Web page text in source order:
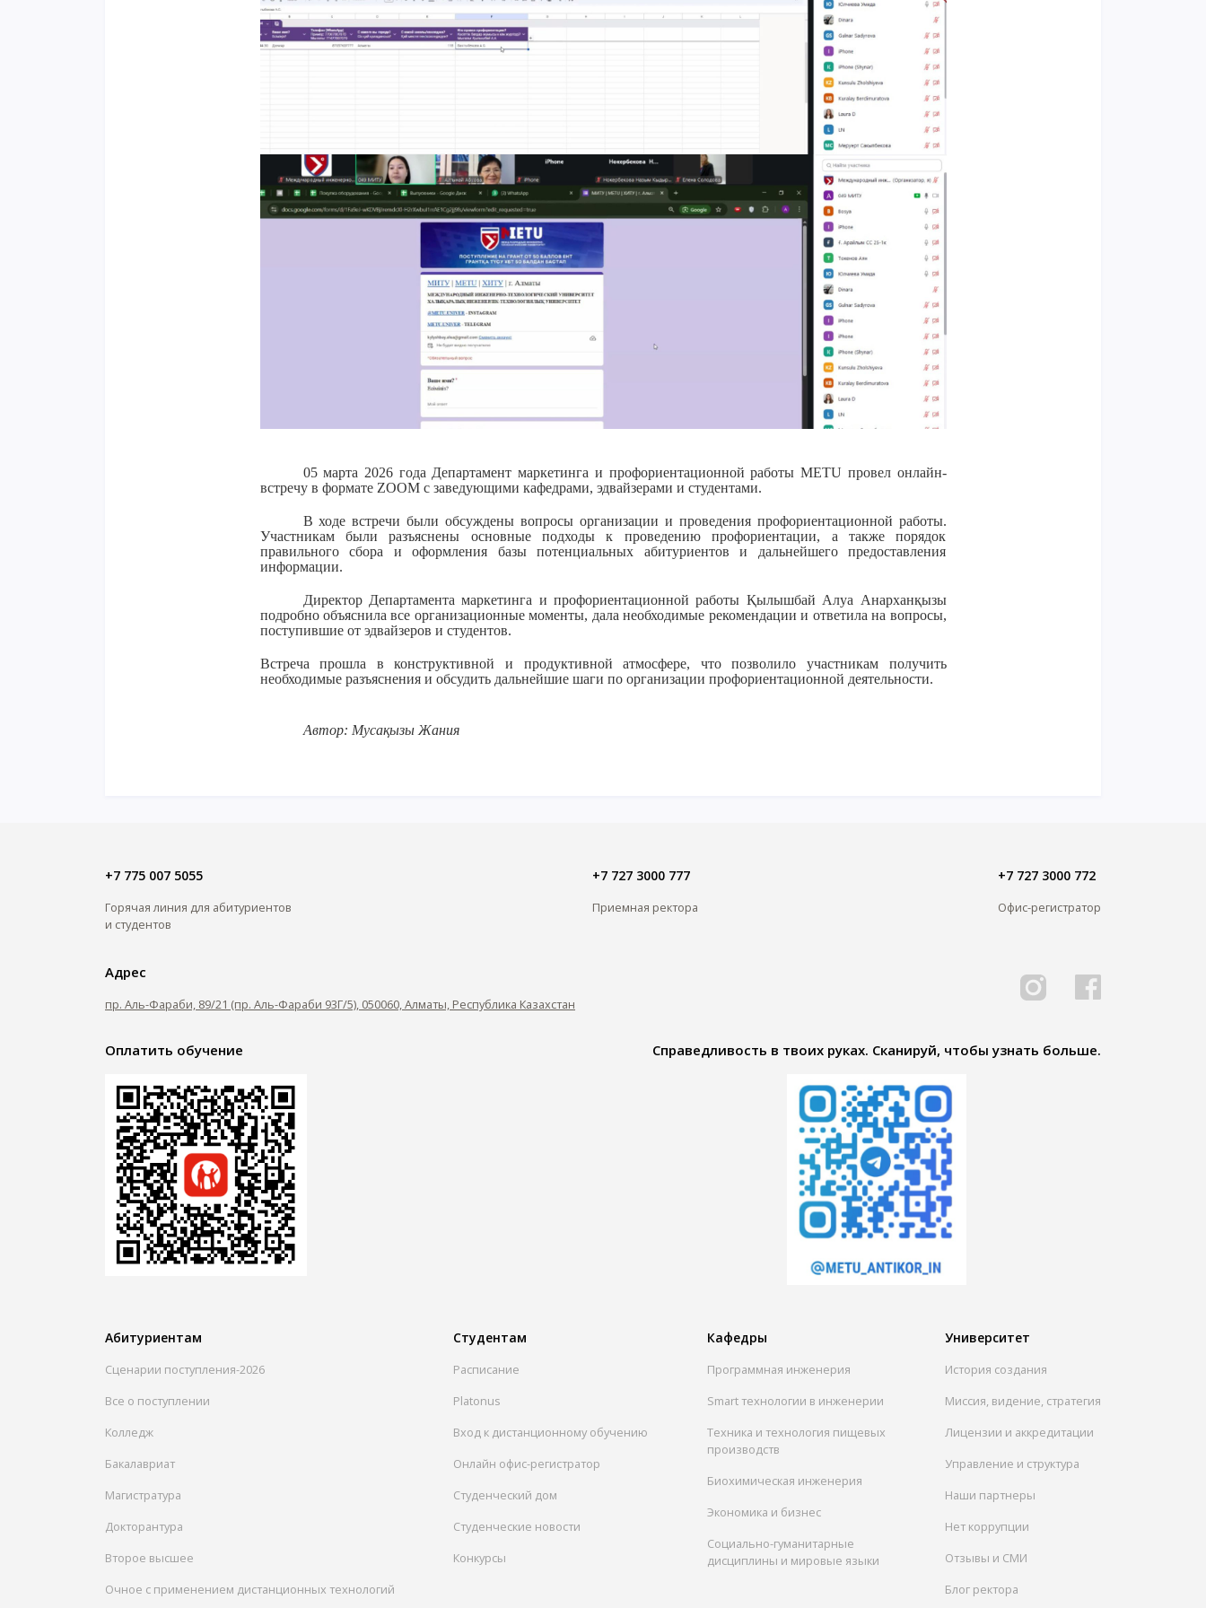
05 марта 2026 года Департамент маркетинга и профориентационной работы METU провел онлайн-
встречу в формате ZOOM с заведующими кафедрами, эдвайзерами и студентами.
В ходе встречи были обсуждены вопросы организации и проведения профориентационной работы.
Участникам были разъяснены основные подходы к проведению профориентации, а также порядок
правильного сбора и оформления базы потенциальных абитуриентов и дальнейшего предоставления
информации.
Директор Департамента маркетинга и профориентационной работы Қылышбай Алуа Анарханқызы
подробно объяснила все организационные моменты, дала необходимые рекомендации и ответила на вопросы,
поступившие от эдвайзеров и студентов.
Встреча прошла в конструктивной и продуктивной атмосфере, что позволило участникам получить
необходимые разъяснения и обсудить дальнейшие шаги по организации профориентационной деятельности.
Автор: Мусақызы Жания
+7 775 007 5055
Горячая линия для абитуриентов
и студентов
+7 727 3000 777
Приемная ректора
+7 727 3000 772
Офис-регистратор
Адрес
пр. Аль-Фараби, 89/21 (пр. Аль-Фараби 93Г/5), 050060, Алматы, Республика Казахстан
Оплатить обучение Справедливость в твоих руках. Сканируй, чтобы узнать больше.
Абитуриентам
Сценарии поступления-2026
Все о поступлении
Колледж
Бакалавриат
Магистратура
Докторантура
Второе высшее
Очное с применением дистанционных технологий
Студентам
Расписание
Platonus
Вход к дистанционному обучению
Онлайн офис-регистратор
Студенческий дом
Студенческие новости
Конкурсы
Кафедры
Программная инженерия
Smart технологии в инженерии
Техника и технология пищевых
производств
Биохимическая инженерия
Экономика и бизнес
Социально-гуманитарные
дисциплины и мировые языки
Университет
История создания
Миссия, видение, стратегия
Лицензии и аккредитации
Управление и структура
Наши партнеры
Нет коррупции
Отзывы и СМИ
Блог ректора